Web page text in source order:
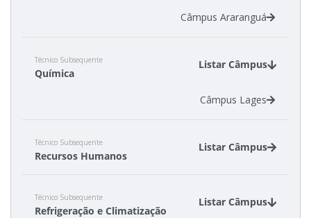
Câmpus Araranguá
Técnico Subsequente
Química
Listar Câmpus
Câmpus Lages
Técnico Subsequente
Recursos Humanos
Listar Câmpus
Câmpus São Lourenço do Oeste
Técnico Subsequente
Refrigeração e Climatização
Listar Câmpus